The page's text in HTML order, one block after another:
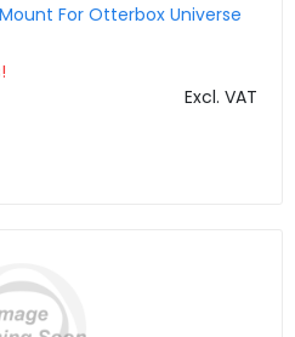
Mount For Otterbox Universe
Excl. VAT